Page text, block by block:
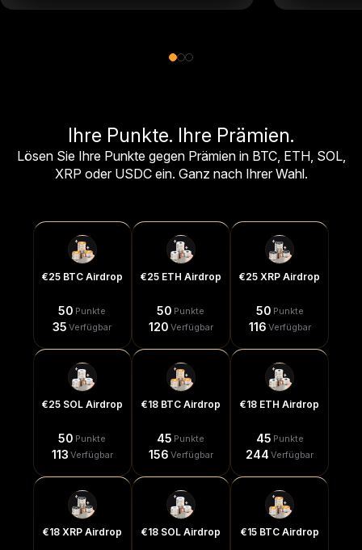
Ihre Punkte. Ihre Prämien.
Lösen Sie Ihre Punkte gegen Prämien in BTC, ETH, SOL,
XRP oder USDC ein. Ganz nach Ihrer Wahl.
€25 BTC Airdrop
50 Punkte
35 Verfügbar
€25 ETH Airdrop
50 Punkte
120 Verfügbar
€25 XRP Airdrop
50 Punkte
116 Verfügbar
€25 SOL Airdrop
50 Punkte
113 Verfügbar
€18 BTC Airdrop
45 Punkte
156 Verfügbar
€18 ETH Airdrop
45 Punkte
244 Verfügbar
€18 XRP Airdrop €18 SOL Airdrop €15 BTC Airdrop